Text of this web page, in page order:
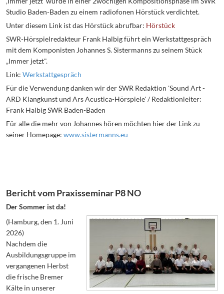
Studio Baden-Baden zu einem radiofonen Hörstück verdichtet.
Unter diesem Link ist das Hörstück abrufbar: Hörstück
SWR-Hörspielredakteur Frank Halbig führt ein Werkstattgespräch
mit dem Komponisten Johannes S. Sistermanns zu seinem Stück
„Immer jetzt".
Link: Werkstattgespräch
Für die Verwendung danken wir der SWR Redaktion 'Sound Art -
ARD Klangkunst und Ars Acustica-Hörspiele' / Redaktionleiter:
Frank Halbig SWR Baden-Baden
Für alle die mehr von Johannes hören möchten hier der Link zu
seiner Homepage: www.sistermanns.eu
Bericht vom Praxisseminar P8 NO
Der Sommer ist da!
(Hamburg, den 1. Juni
2026)
Nachdem die
Ausbildungsgruppe im
vergangenen Herbst
die frische Bremer
Kälte in unserer